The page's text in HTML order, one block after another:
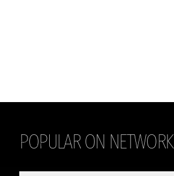
POPULAR ON NETWORK
THE DAILY